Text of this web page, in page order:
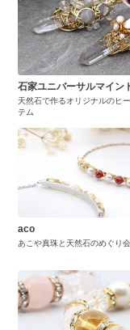
石家ユニバーサルマイン
天然石で作るオリジナルのヒ
テム
aco
あこや真珠と天然石のめぐり